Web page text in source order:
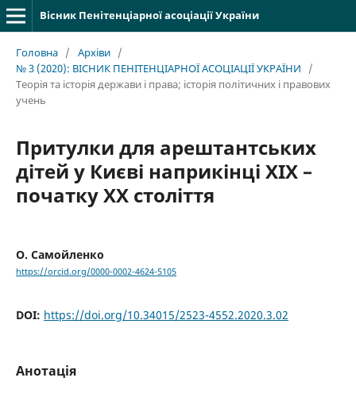
Вісник Пенітенціарної асоціації України
Головна / Архіви /
№ 3 (2020): ВІСНИК ПЕНІТЕНЦІАРНОЇ АСОЦІАЦІЇ УКРАЇНИ
/
Теорія та історія держави і права; історія політичних і правових
учень
Притулки для арештантських
дітей у Києві наприкінці ХІХ –
початку ХХ століття
О. Самойленко
https://orcid.org/0000-0002-4624-5105
DOI: https://doi.org/10.34015/2523-4552.2020.3.02
Анотація